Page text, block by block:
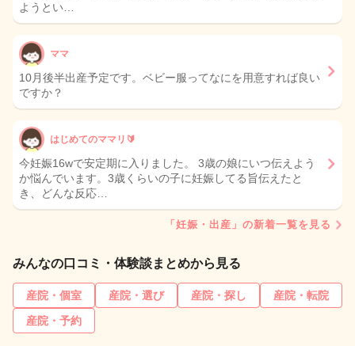
ようとい…
ママ
10月後半出産予定です。ベビー服ってなにを用意すれば良い
ですか？
はじめてのママリ🔰
今妊娠16wで安定期に入りました。 3歳の娘にいつ伝えよう
か悩んでいます。3歳くらいの子に妊娠してる旨伝えたと
き、どんな反応…
「妊娠・出産」の新着一覧を見る
みんなの口コミ・体験談まとめから見る
産院・個室 産院・選び 産院・探し
産院・転院
産院・予約